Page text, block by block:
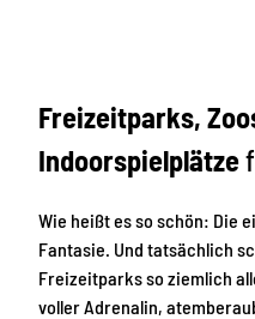
Freizeitparks,
Indoorspielplätze
Wie heißt es so schön: Die
Fantasie. Und tatsächlich
Freizeitparks so ziemlich
voller Adrenalin,